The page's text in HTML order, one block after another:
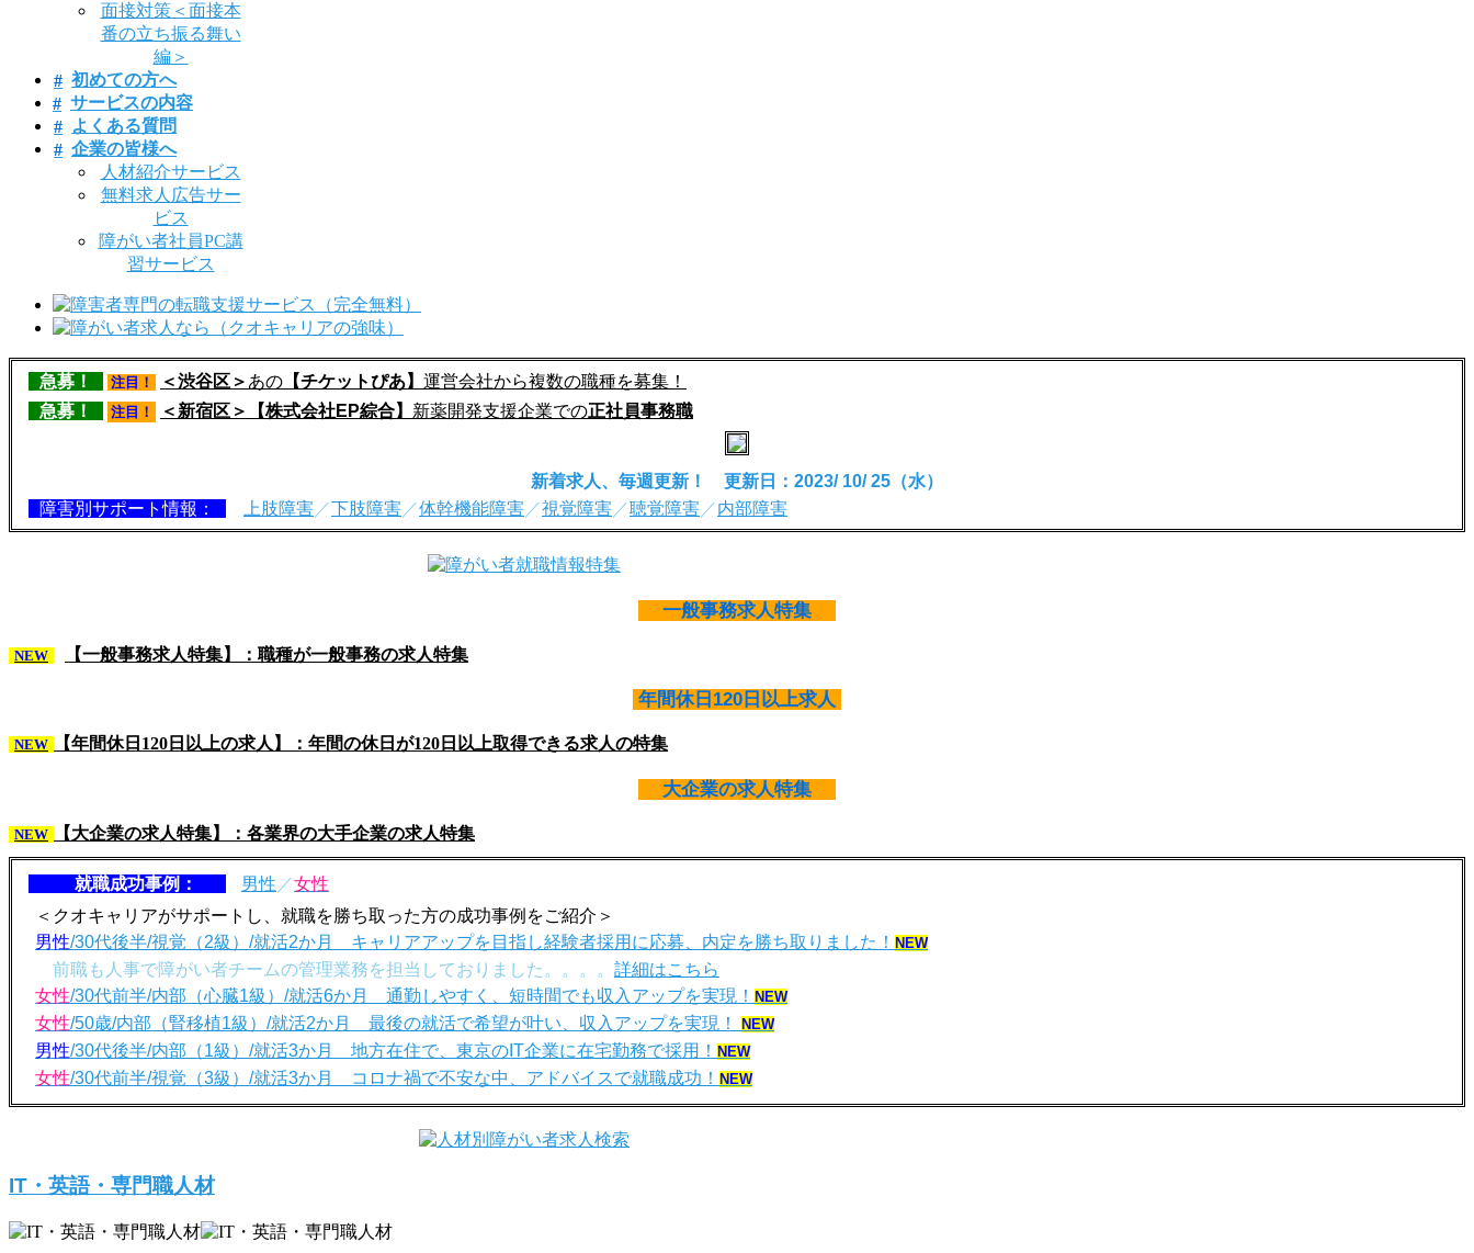
面接対策＜面接本
番の立ち振る舞い
編＞
初めての方へ
サービスの内容
よくある質問
企業の皆様へ
人材紹介サービス
無料求人広告サー
ビス
障がい者社員PC講
習サービス
急募！ 注目！ ＜渋谷区＞ あの 【チケットぴあ】 運営会社から複数の職種を募集！
急募！
注目！ ＜新宿区＞【株式会社EP綜合】 新薬開発支援企業での正社員事務職
新着求人、毎週更新！ 更新日：2023/ 10/ 25（水）
障害別サポート情報：
上肢障害 ／下肢障害 ／体幹機能障害 ／視覚障害 ／聴覚障害 ／内部障害
一般事務求人特集
NEW 【一般事務求人特集】：職種が一般事務の求人特集
年間休日120日以上求人
NEW 【年間休日120日以上の求人】：年間の休日が120日以上取得できる求人の特集
大企業の求人特集
NEW 【大企業の求人特集】：各業界の大手企業の求人特集
就職成功事例： 男性 ／女性
＜クオキャリアがサポートし、就職を勝ち取った方の成功事例をご紹介＞
男性/30代後半/視覚（2級）/就活2か月 キャリアアップを目指し経験者採用に応募、内定を勝ち取りました！ NEW
前職も人事で障がい者チームの管理業務を担当しておりました。。。。 詳細はこちら
女性/30代前半/内部（心臓1級）/就活6か月 通勤しやすく、短時間でも収入アップを実現！ NEW
女性/50歳/内部（腎移植1級）/就活2か月 最後の就活で希望が叶い、収入アップを実現！ NEW
男性/30代後半/内部（1級）/就活3か月 地方在住で、東京のIT企業に在宅勤務で採用！ NEW
女性/30代前半/視覚（3級）/就活3か月 コロナ禍で不安な中、アドバイスで就職成功！ NEW
IT・英語・専門職人材